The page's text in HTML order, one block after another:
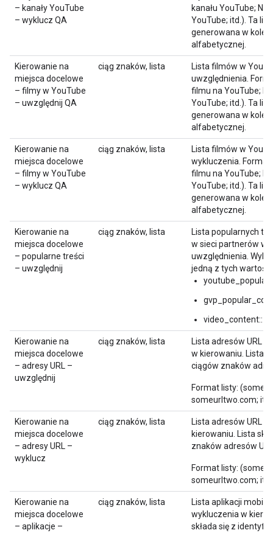
– kanały YouTube
– wyklucz QA
kanału YouTube;
YouTube; itd.). Ta
generowana w
alfabetycznej.
Kierowanie na
miejsca docelowe
– filmy w YouTube
– uwzględnij QA
ciąg znaków, lista
Lista filmów w
uwzględnienia.
filmu na YouTube;
YouTube; itd.). Ta
generowana w
alfabetycznej.
Kierowanie na
miejsca docelowe
– filmy w YouTube
– wyklucz QA
ciąg znaków, lista
Lista filmów w
wykluczenia. Format
filmu na YouTube;
YouTube; itd.). Ta
generowana w
alfabetycznej.
Kierowanie na
miejsca docelowe
– popularne treści
– uwzględnij
ciąg znaków, lista
Lista popularnych
w sieci partnerów
uwzględnienia.
jedną z tych
Kierowanie na
miejsca docelowe
– adresy URL –
uwzględnij
ciąg znaków, lista
Lista adresów URL
w kierowaniu. Lista
ciągów znaków
Format listy:
someurltwo.com;
Kierowanie na
miejsca docelowe
– adresy URL –
wyklucz
ciąg znaków, lista
Lista adresów URL
kierowaniu. Lista
znaków adresów
Format listy:
someurltwo.com;
Kierowanie na
miejsca docelowe
– aplikacje –
ciąg znaków, lista
Lista aplikacji
wykluczenia w
składa się z